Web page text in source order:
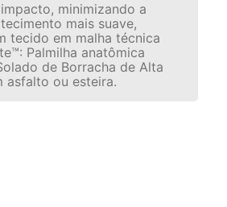
minimizando a
mais suave,
tecido em malha técnica
Palmilha anatômica
de Borracha de Alta
asfalto ou esteira.